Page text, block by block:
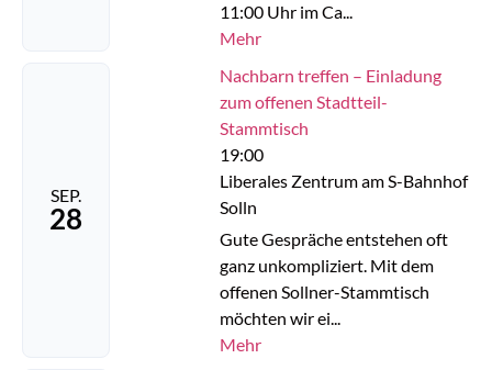
11:00 Uhr im Ca...
Mehr
SEP.
28
Nachbarn treffen – Einladung
zum offenen Stadtteil-
Stammtisch
19:00
Liberales Zentrum am S-Bahnhof
Solln
Gute Gespräche entstehen oft
ganz unkompliziert. Mit dem
offenen Sollner-Stammtisch
möchten wir ei...
Mehr